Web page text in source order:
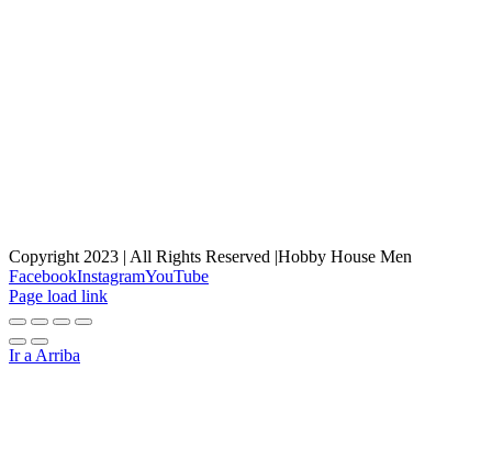
Copyright 2023 | All Rights Reserved |Hobby House Men
FacebookInstagramYouTube
Page load link
Ir a Arriba